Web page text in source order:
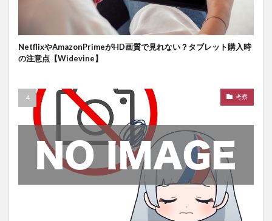
NetflixやAmazonPrimeがHD画質で見れない？タブレット購入時
の注意点【Widevine】
考察